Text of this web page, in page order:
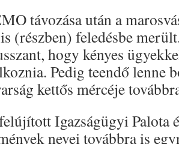
távozása után a
(részben) feledésbe
hogy kényes
Pedig teendő lenne
kettős mércéje
Igazságügyi Palota
nevei továbbra is